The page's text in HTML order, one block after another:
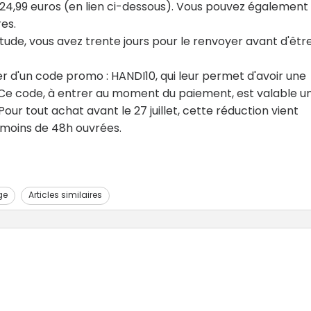
euros (en lien ci-dessous). Vous pouvez également
vous avez trente jours pour le renvoyer avant
code promo : HANDI10, qui leur permet d'avoir une
code, à entrer au moment du paiement, est valable
tout achat avant le 27 juillet, cette réduction vient
de 48h ouvrées.
Articles similaires